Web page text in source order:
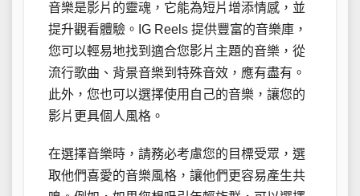
音樂是影片的靈魂，它能為短片增添情感，並
提升觀看體驗。IG Reels 提供豐富的音樂庫，
您可以輕易地找到適合您影片主題的音樂，從
流行歌曲、背景音樂到特殊音效，應有盡有。
此外，您也可以選擇使用自己的音樂，讓您的
影片更具個人風格。
在選擇音樂時，請務必考慮您的目標受眾，選
取他們喜愛的音樂風格，讓他們更容易產生共